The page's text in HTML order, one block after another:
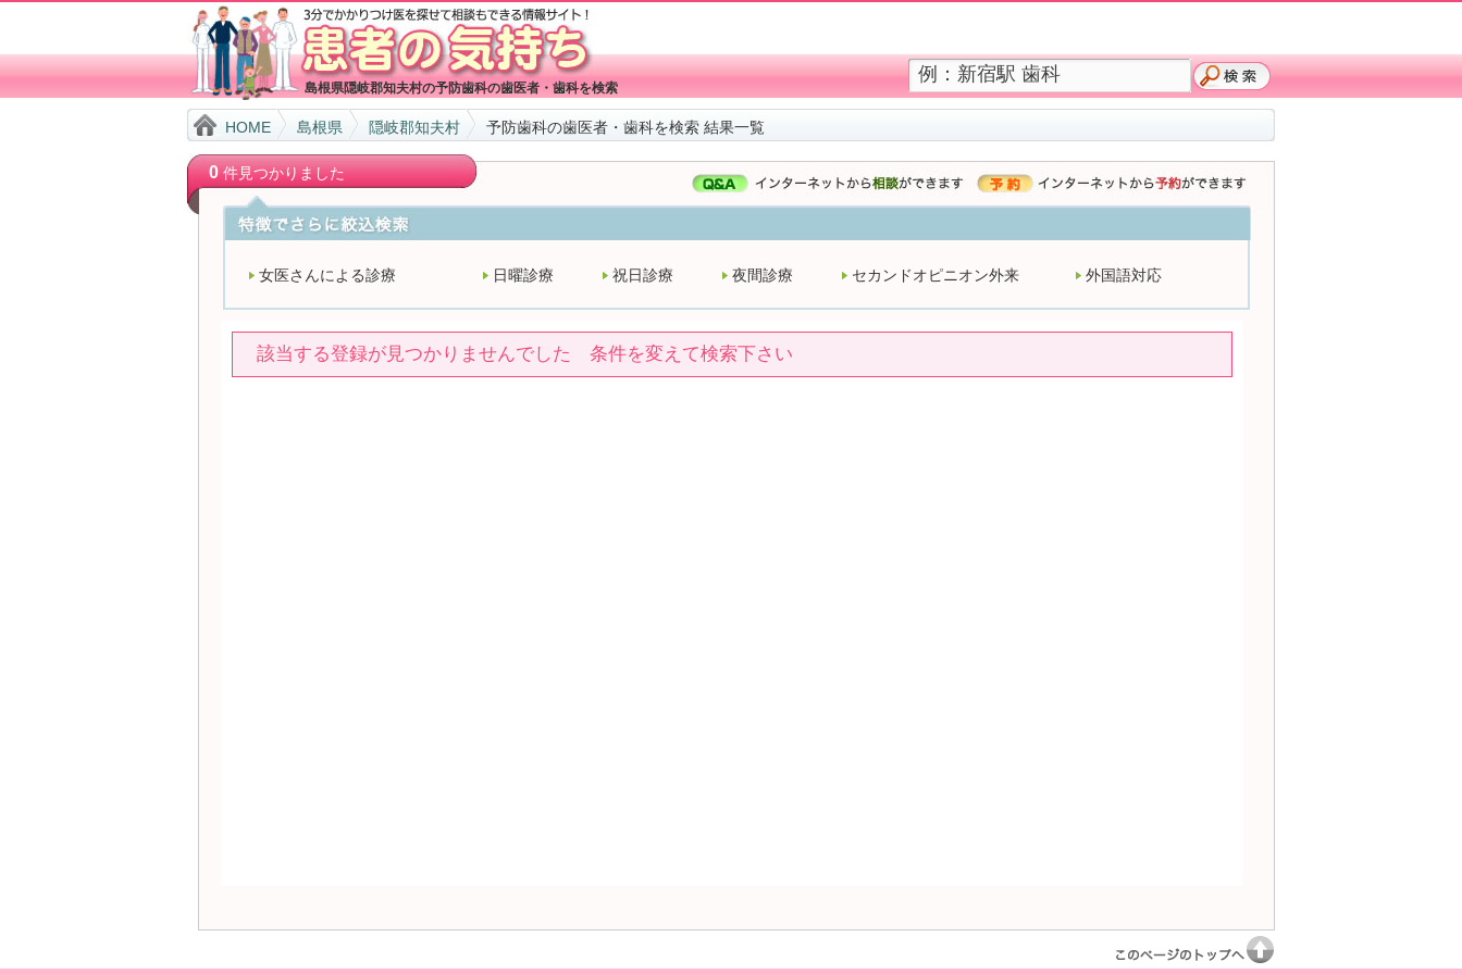
島根県隠岐郡知夫村の予防歯科の歯医者・歯科を検索
HOME 島根県 隠岐郡知夫村 予防歯科の歯医者・歯科を検索 結果一覧
0件見つかりました
女医さんによる診療 日曜診療 祝日診療 夜間診療 セカンドオピニオン外来 外国語対応
該当する登録が見つかりませんでした 条件を変えて検索下さい